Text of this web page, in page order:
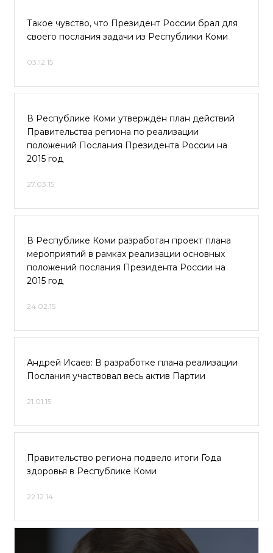
Такое чувство, что Президент России брал для
своего послания задачи из Республики Коми
03.12.15
В Республике Коми утверждён план действий
Правительства региона по реализации
положений Послания Президента России на
2015 год
27.03.15
В Республике Коми разработан проект плана
мероприятий в рамках реализации основных
положений послания Президента России на
2015 год
24.02.15
Андрей Исаев: В разработке плана реализации
Послания участвовал весь актив Партии
21.01.15
Правительство региона подвело итоги Года
здоровья в Республике Коми
22.12.14